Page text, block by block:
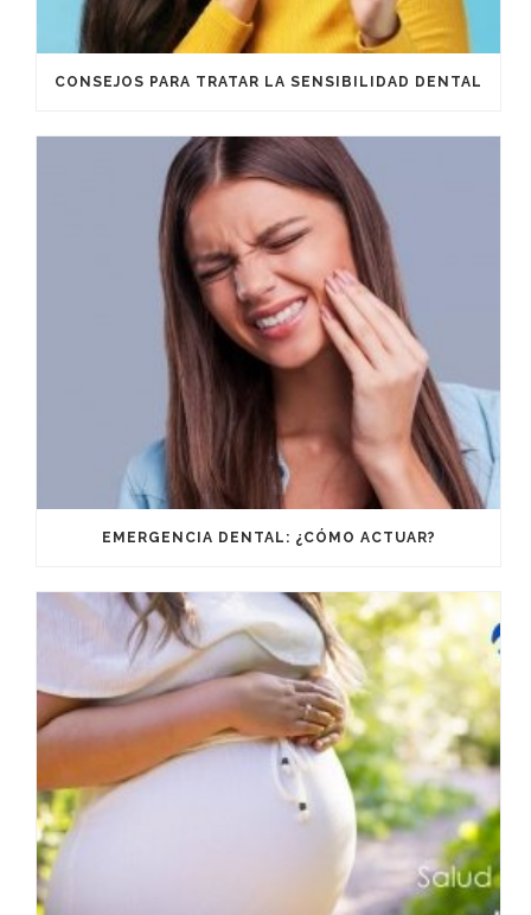
CONSEJOS PARA TRATAR LA SENSIBILIDAD DENTAL
EMERGENCIA DENTAL: ¿CÓMO ACTUAR?